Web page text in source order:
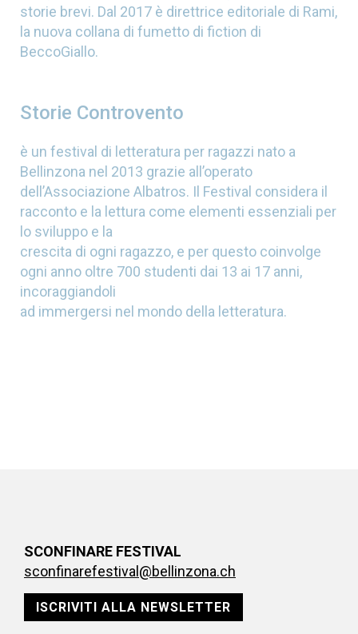
storie brevi. Dal 2017 è direttrice editoriale di Rami,
la nuova collana di fumetto di fiction di
BeccoGiallo.
Storie Controvento
è un festival di letteratura per ragazzi nato a
Bellinzona nel 2013 grazie all’operato
dell’Associazione Albatros. Il Festival considera il
racconto e la lettura come elementi essenziali per
lo sviluppo e la
crescita di ogni ragazzo, e per questo coinvolge
ogni anno oltre 700 studenti dai 13 ai 17 anni,
incoraggiandoli
ad immergersi nel mondo della letteratura.
SCONFINARE FESTIVAL
sconfinarefestival@bellinzona.ch
ISCRIVITI ALLA NEWSLETTER